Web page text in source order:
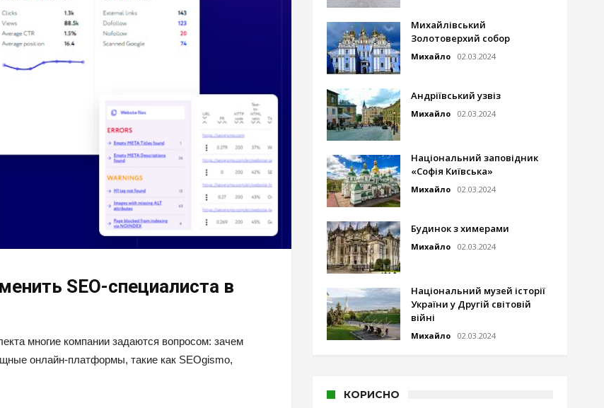
SEO-специалиста в
многие компании задаются вопросом: зачем
онлайн-платформы, такие как SEOgismo,
Михайлівський
Золотоверхий собор
Михайло 02.03.2024
Андріївський узвіз
Михайло 02.03.2024
Національний заповідник
«Софія Київська»
Михайло 02.03.2024
Будинок з химерами
Михайло 02.03.2024
Національний музей історії
України у Другій світовій
війні
Михайло 02.03.2024
КОРИСНО